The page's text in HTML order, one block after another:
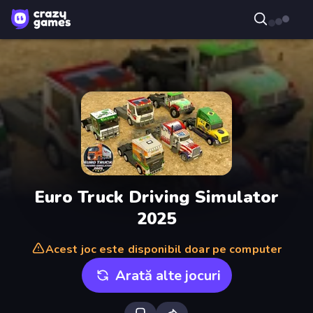
Euro Truck Driving Simulator
2025
Acest joc este disponibil doar pe computer
Arată alte jocuri